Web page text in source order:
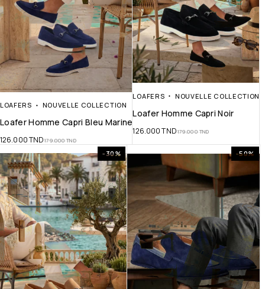
LOAFERS NOUVELLE COLLECTION
Loafer Homme Capri Bleu Marine
179.000TND
126.000TND
LOAFERS NOUVELLE COLLECTION
Loafer Homme Capri Noir
179.000TND
126.000TND
-30% -50%